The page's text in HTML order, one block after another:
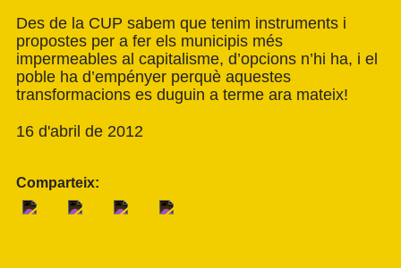
Des de la CUP sabem que tenim instruments i
propostes per a fer els municipis més
impermeables al capitalisme, d’opcions n’hi ha, i el
poble ha d’empényer perquè aquestes
transformacions es duguin a terme ara mateix!
16 d'abril de 2012
Comparteix: